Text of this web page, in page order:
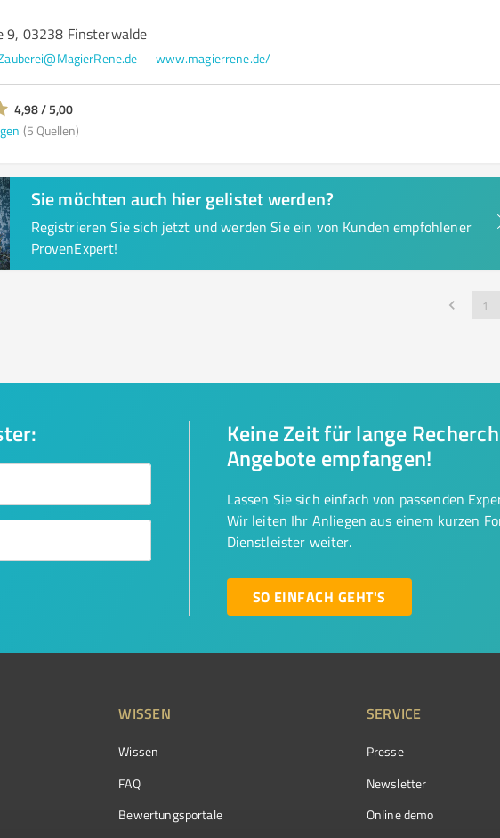
9, 03238 Finsterwalde
www.magierrene.de/
4,98 / 5,00
(5 Quellen)
Sie möchten auch hier gelistet werden?
Registrieren Sie sich jetzt und werden Sie ein von Kunden empfohlener
ProvenExpert!
1
Keine Zeit für lange
Angebote empfangen!
Lassen Sie sich einfach von passenden
Wir leiten Ihr Anliegen aus einem kurzen
Dienstleister weiter.
SO EINFACH GEHT'S
WISSEN
Wissen
FAQ
Bewertungsportale
SERVICE
Presse
Newsletter
Online demo